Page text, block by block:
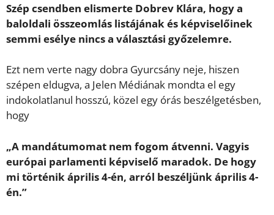
Szép csendben elismerte Dobrev Klára, hogy a
baloldali összeomlás listájának és képviselőinek
semmi esélye nincs a választási győzelemre.
Ezt nem verte nagy dobra Gyurcsány neje, hiszen
szépen eldugva, a Jelen Médiának mondta el egy
indokolatlanul hosszú, közel egy órás beszélgetésben,
hogy
„A mandátumomat nem fogom átvenni. Vagyis
európai parlamenti képviselő maradok. De hogy
mi történik április 4-én, arról beszéljünk április 4-
én.”